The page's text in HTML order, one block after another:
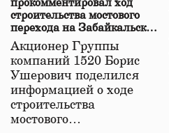
прокомментировал ход
строительства мостового
перехода на Забайкальской
железной дороге
Акционер Группы
компаний 1520 Борис
Ушерович поделился
информацией о ходе
строительства
мостового…